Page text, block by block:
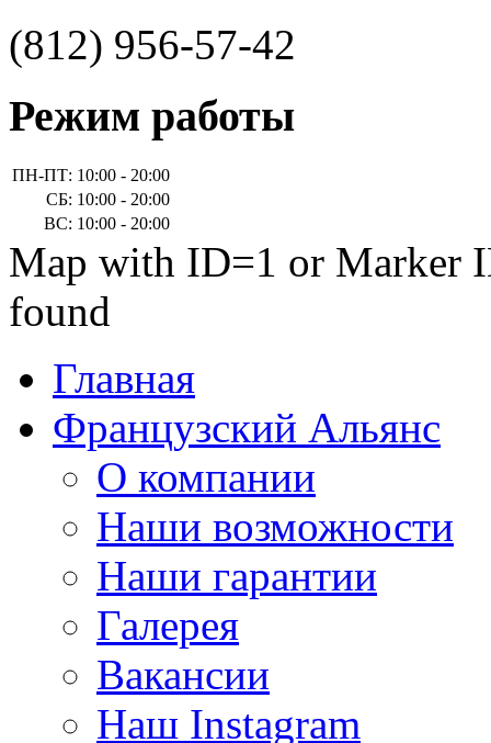
(812) 956-57-42
Режим работы
ПН-ПТ: 10:00 - 20:00
СБ: 10:00 - 20:00
ВС: 10:00 - 20:00
Map with ID=1 or Marker
found
Главная
Французский Альянс
О компании
Наши возможности
Наши гарантии
Галерея
Вакансии
Наш Instagram